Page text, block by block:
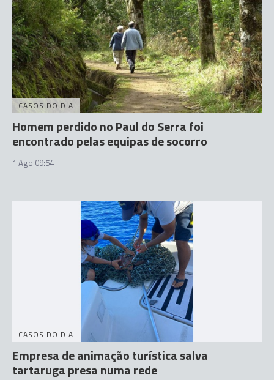
CASOS DO DIA
Homem perdido no Paul do Serra foi
encontrado pelas equipas de socorro
1 Ago 09:54
CASOS DO DIA
Empresa de animação turística salva
tartaruga presa numa rede